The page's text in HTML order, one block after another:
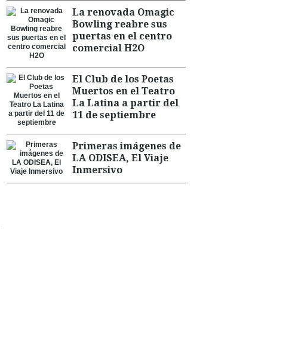
La renovada Omagic
Bowling reabre sus
puertas en el centro
comercial H2O
El Club de los Poetas
Muertos en el Teatro
La Latina a partir del
11 de septiembre
Primeras imágenes de
LA ODISEA, El Viaje
Inmersivo